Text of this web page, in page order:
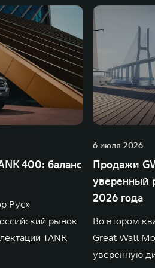
400: баланс
Рус»
рынок
TANK
6 июля 2026
Продажи
уверенный
2026 года
Во втором
Great Wall
уверенную